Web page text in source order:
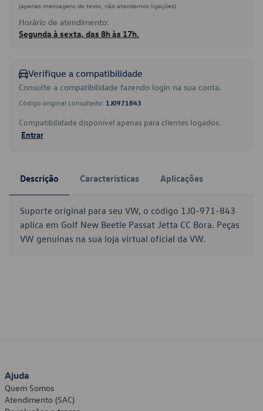
(apenas mensagens de texto, não atendemos ligações)
Horário de atendimento:
Segunda à sexta, das 8h às 17h.
Verifique a compatibilidade
Consulte a compatibilidade fazendo login na sua conta.
Código original consultado: 1J0971843
Compatibilidade disponível apenas para clientes logados.
Entrar
Descrição Características Aplicações
Suporte original para seu VW, o código 1J0-971-843
aplica em Golf New Beetle Passat Jetta CC Bora. Peças
VW genuínas na sua loja virtual oficial da VW.
Ajuda
Quem Somos
Atendimento (SAC)